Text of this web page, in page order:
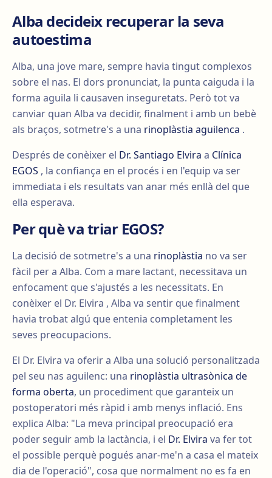
Alba decideix recuperar la seva
autoestima
Alba, una jove mare, sempre havia tingut complexos
sobre el nas. El dors pronunciat, la punta caiguda i la
forma aguila li causaven inseguretats. Però tot va
canviar quan Alba va decidir, finalment i amb un bebè
als braços, sotmetre's a una rinoplàstia aguilenca .
Després de conèixer el Dr. Santiago Elvira a Clínica
EGOS , la confiança en el procés i en l'equip va ser
immediata i els resultats van anar més enllà del que
ella esperava.
Per què va triar EGOS?
La decisió de sotmetre's a una rinoplàstia no va ser
fàcil per a Alba. Com a mare lactant, necessitava un
enfocament que s'ajustés a les necessitats. En
conèixer el Dr. Elvira , Alba va sentir que finalment
havia trobat algú que entenia completament les
seves preocupacions.
El Dr. Elvira va oferir a Alba una solució personalitzada
pel seu nas aguilenc: una rinoplàstia ultrasònica de
forma oberta, un procediment que garanteix un
postoperatori més ràpid i amb menys inflació. Ens
explica Alba: "La meva principal preocupació era
poder seguir amb la lactància, i el Dr. Elvira va fer tot
el possible perquè pogués anar-me'n a casa el mateix
dia de l'operació", cosa que normalment no es fa en